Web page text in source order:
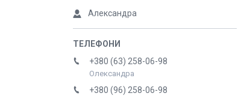
Александра
+380 (63) 258-06-98
Олександра
+380 (96) 258-06-98